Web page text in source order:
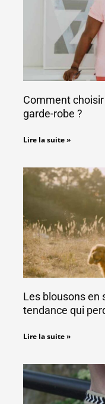
Comment
garde-robe ?
Lire la suite »
Les blousons en
tendance qui
Lire la suite »